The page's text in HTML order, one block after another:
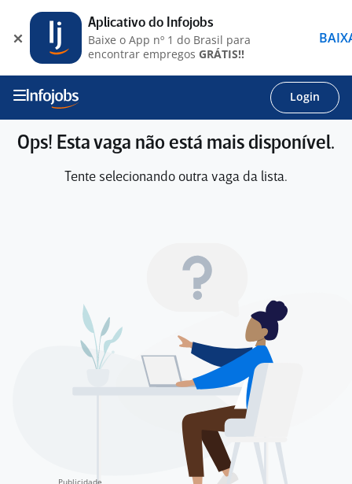
Login
Ops! Esta vaga não está mais disponível.
Tente selecionando outra vaga da lista.
Aplicativo do Infojobs
Baixe o App nº 1 do Brasil para
encontrar empregos GRÁTIS!!